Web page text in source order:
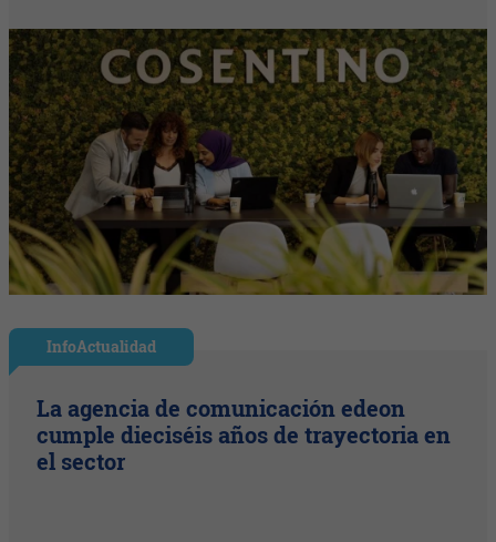
InfoActualidad
La agencia de comunicación edeon
cumple dieciséis años de trayectoria en
el sector